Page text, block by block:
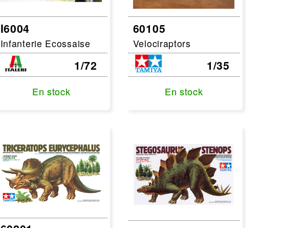
I6004
Infanterie Ecossaise
1/72
En stock
En stock
60105
Velociraptors
1/35
En stock
En stock